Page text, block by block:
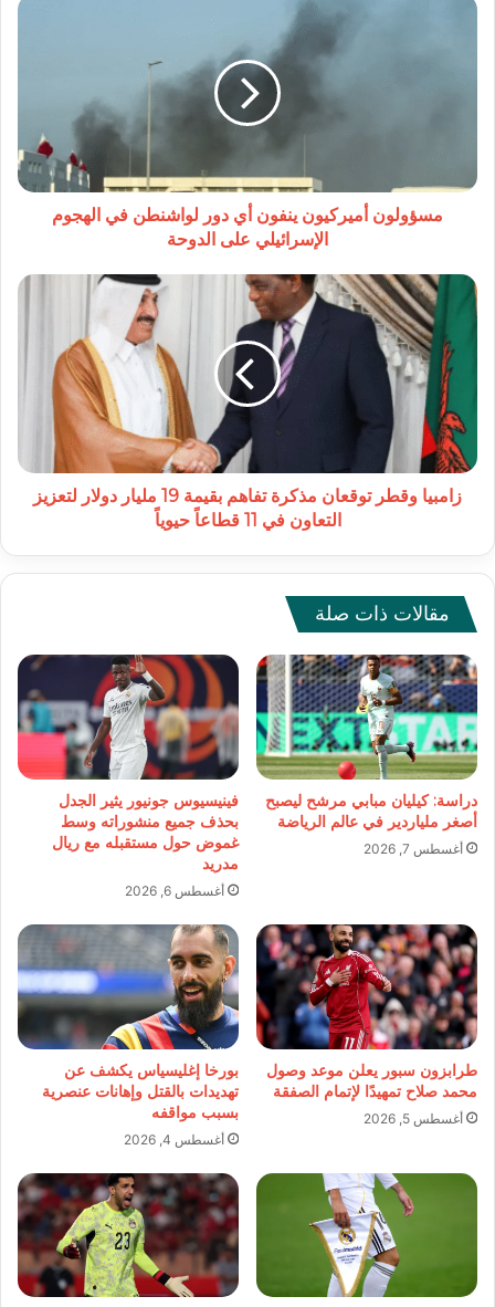
الإسرائيلي
مسؤولون أميركيون ينفون أي دور لواشنطن في الهجوم
الإسرائيلي على الدوحة
زامبيا
وقطر
مذكرة
تفاهم
بقيمة
19
مليار
دولار
لتعزيز
حيوياً
زامبيا وقطر توقعان مذكرة تفاهم بقيمة 19 مليار دولار لتعزيز
التعاون في 11 قطاعاً حيوياً
مقالات ذات صلة
دراسة: كيليان مبابي مرشح ليصبح
أصغر ملياردير في عالم الرياضة
أغسطس 7, 2026
فينيسيوس جونيور يثير الجدل
بحذف جميع منشوراته وسط
غموض حول مستقبله مع ريال
مدريد
أغسطس 6, 2026
طرابزون سبور يعلن موعد وصول
محمد صلاح تمهيدًا لإتمام الصفقة
أغسطس 5, 2026
بورخا إغليسياس يكشف عن
تهديدات بالقتل وإهانات عنصرية
بسبب مواقفه
أغسطس 4, 2026